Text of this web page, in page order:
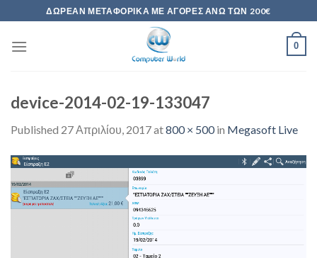
to
content
ΔΩΡΕΆΝ ΜΕΤΑΦΟΡΙΚΆ ΜΕ ΑΓΟΡΈΣ ΆΝΩ ΤΩΝ 200€
0
device-2014-02-19-133047
Published 27 Απριλίου, 2017at800 × 500in Megasoft Live